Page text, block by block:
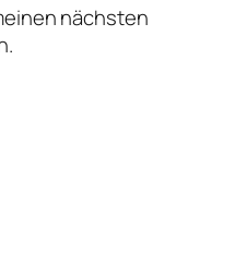
nächsten